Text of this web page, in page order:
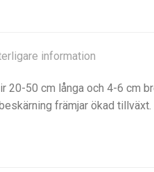
information
50 cm långa och 4-6 cm
främjar ökad